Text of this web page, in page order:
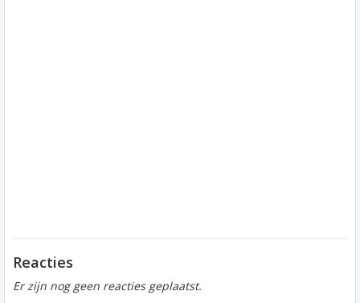
Reacties
Er zijn nog geen reacties geplaatst.